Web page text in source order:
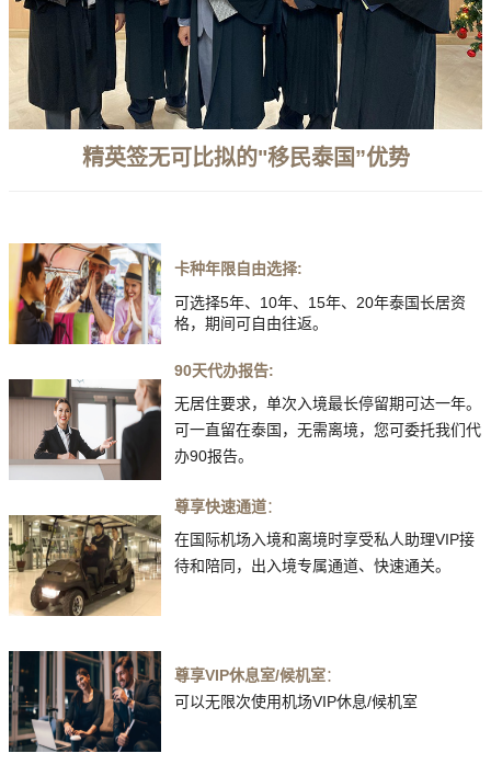
精英签无可比拟的"移民泰国”优势
卡种年限自由选择:
可选择5年、10年、15年、20年泰国长居资
格，期间可自由往返。
90天代办报告:
无居住要求，单次入境最长停留期可达一年。
可一直留在泰国，无需离境，您可委托我们代
办90报告。
尊享快速通道：
在国际机场入境和离境时享受私人助理VIP接
待和陪同，出入境专属通道、快速通关。
尊享VIP休息室/候机室：
可以无限次使用机场VIP休息/候机室